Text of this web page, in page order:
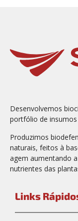
Desenvolvemos
portfólio de
Produzimos
naturais, feitos à
agem aumentando
nutrientes das
Links